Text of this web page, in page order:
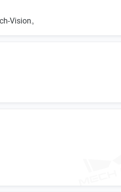
Vision。